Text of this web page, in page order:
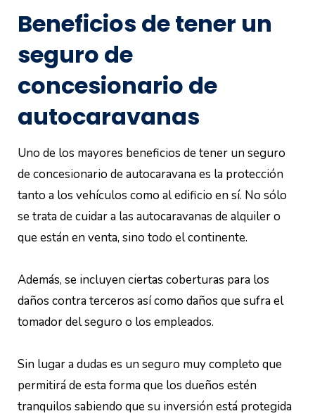
Beneficios de tener un
seguro de
concesionario de
autocaravanas
Uno de los mayores beneficios de tener un seguro
de concesionario de autocaravana es la protección
tanto a los vehículos como al edificio en sí. No sólo
se trata de cuidar a las autocaravanas de alquiler o
que están en venta, sino todo el continente.
Además, se incluyen ciertas coberturas para los
daños contra terceros así como daños que sufra el
tomador del seguro o los empleados.
Sin lugar a dudas es un seguro muy completo que
permitirá de esta forma que los dueños estén
tranquilos sabiendo que su inversión está protegida